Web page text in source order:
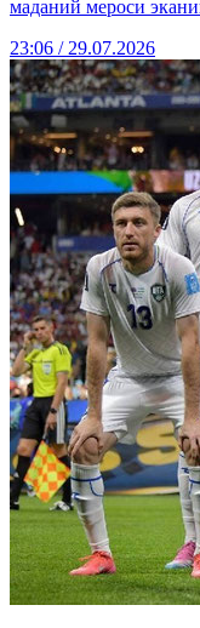
маданий мероси
23:06 / 29.07.2026